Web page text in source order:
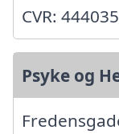
CVR:
Psyke og